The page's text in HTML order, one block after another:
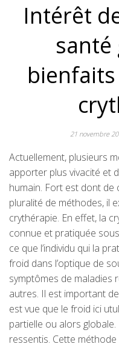
Intérêt
santé
bienfaits
21 novembre
Actuellement, plusieurs
apporter plus vivacité et
humain. Fort est dont
pluralité de méthodes, il
crythérapie. En effet, la
connue et pratiquée
ce que l’individu qui la
froid dans l’optique de
symptômes de maladies
autres. Il est important
est vue que le froid ici
partielle ou alors
ressentis. Cette